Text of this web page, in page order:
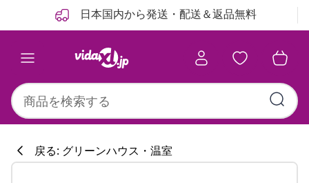
日本国内から発送・配送＆返品無料
戻る: グリーンハウス・温室